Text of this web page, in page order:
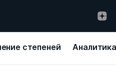
степеней Аналитика